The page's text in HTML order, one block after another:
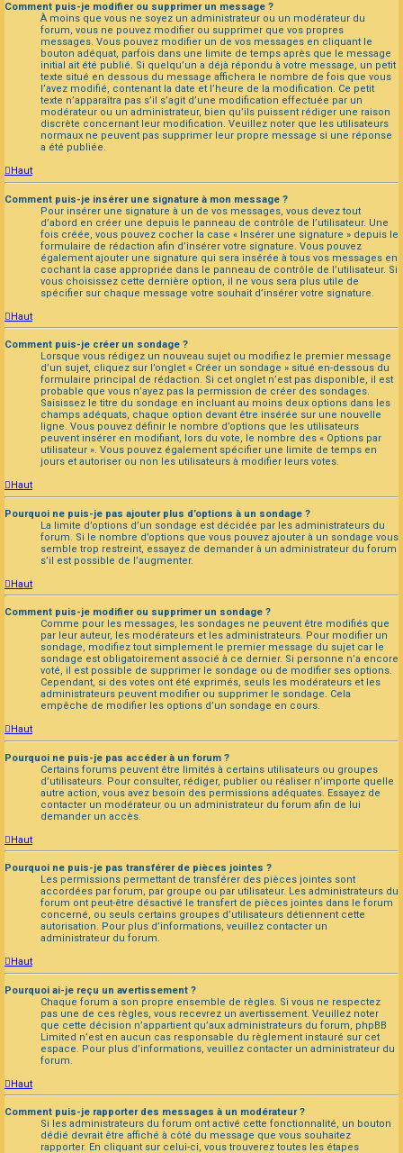
Comment puis-je modifier ou supprimer un message ?
À moins que vous ne soyez un administrateur ou un modérateur du
forum, vous ne pouvez modifier ou supprimer que vos propres
messages. Vous pouvez modifier un de vos messages en cliquant le
bouton adéquat, parfois dans une limite de temps après que le message
initial ait été publié. Si quelqu’un a déjà répondu à votre message, un petit
texte situé en dessous du message affichera le nombre de fois que vous
l’avez modifié, contenant la date et l’heure de la modification. Ce petit
texte n’apparaîtra pas s’il s’agit d’une modification effectuée par un
modérateur ou un administrateur, bien qu’ils puissent rédiger une raison
discrète concernant leur modification. Veuillez noter que les utilisateurs
normaux ne peuvent pas supprimer leur propre message si une réponse
a été publiée.
Haut
Comment puis-je insérer une signature à mon message ?
Pour insérer une signature à un de vos messages, vous devez tout
d’abord en créer une depuis le panneau de contrôle de l’utilisateur. Une
fois créée, vous pouvez cocher la case « Insérer une signature » depuis le
formulaire de rédaction afin d’insérer votre signature. Vous pouvez
également ajouter une signature qui sera insérée à tous vos messages en
cochant la case appropriée dans le panneau de contrôle de l’utilisateur. Si
vous choisissez cette dernière option, il ne vous sera plus utile de
spécifier sur chaque message votre souhait d’insérer votre signature.
Haut
Comment puis-je créer un sondage ?
Lorsque vous rédigez un nouveau sujet ou modifiez le premier message
d’un sujet, cliquez sur l’onglet « Créer un sondage » situé en-dessous du
formulaire principal de rédaction. Si cet onglet n’est pas disponible, il est
probable que vous n’ayez pas la permission de créer des sondages.
Saisissez le titre du sondage en incluant au moins deux options dans les
champs adéquats, chaque option devant être insérée sur une nouvelle
ligne. Vous pouvez définir le nombre d’options que les utilisateurs
peuvent insérer en modifiant, lors du vote, le nombre des « Options par
utilisateur ». Vous pouvez également spécifier une limite de temps en
jours et autoriser ou non les utilisateurs à modifier leurs votes.
Haut
Pourquoi ne puis-je pas ajouter plus d’options à un sondage ?
La limite d’options d’un sondage est décidée par les administrateurs du
forum. Si le nombre d’options que vous pouvez ajouter à un sondage vous
semble trop restreint, essayez de demander à un administrateur du forum
s’il est possible de l’augmenter.
Haut
Comment puis-je modifier ou supprimer un sondage ?
Comme pour les messages, les sondages ne peuvent être modifiés que
par leur auteur, les modérateurs et les administrateurs. Pour modifier un
sondage, modifiez tout simplement le premier message du sujet car le
sondage est obligatoirement associé à ce dernier. Si personne n’a encore
voté, il est possible de supprimer le sondage ou de modifier ses options.
Cependant, si des votes ont été exprimés, seuls les modérateurs et les
administrateurs peuvent modifier ou supprimer le sondage. Cela
empêche de modifier les options d’un sondage en cours.
Haut
Pourquoi ne puis-je pas accéder à un forum ?
Certains forums peuvent être limités à certains utilisateurs ou groupes
d’utilisateurs. Pour consulter, rédiger, publier ou réaliser n’importe quelle
autre action, vous avez besoin des permissions adéquates. Essayez de
contacter un modérateur ou un administrateur du forum afin de lui
demander un accès.
Haut
Pourquoi ne puis-je pas transférer de pièces jointes ?
Les permissions permettant de transférer des pièces jointes sont
accordées par forum, par groupe ou par utilisateur. Les administrateurs du
forum ont peut-être désactivé le transfert de pièces jointes dans le forum
concerné, ou seuls certains groupes d’utilisateurs détiennent cette
autorisation. Pour plus d’informations, veuillez contacter un
administrateur du forum.
Haut
Pourquoi ai-je reçu un avertissement ?
Chaque forum a son propre ensemble de règles. Si vous ne respectez
pas une de ces règles, vous recevrez un avertissement. Veuillez noter
que cette décision n’appartient qu’aux administrateurs du forum, phpBB
Limited n’est en aucun cas responsable du règlement instauré sur cet
espace. Pour plus d’informations, veuillez contacter un administrateur du
forum.
Haut
Comment puis-je rapporter des messages à un modérateur ?
Si les administrateurs du forum ont activé cette fonctionnalité, un bouton
dédié devrait être affiché à côté du message que vous souhaitez
rapporter. En cliquant sur celui-ci, vous trouverez toutes les étapes